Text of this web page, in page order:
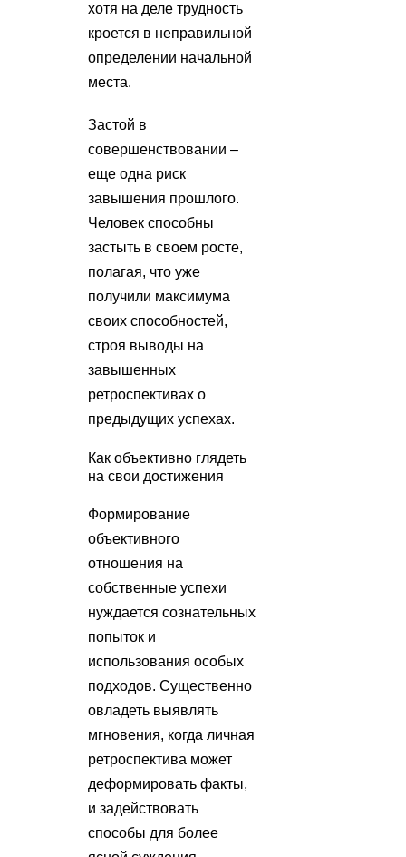
хотя на деле трудность
кроется в неправильной
определении начальной
места.
Застой в
совершенствовании –
еще одна риск
завышения прошлого.
Человек способны
застыть в своем росте,
полагая, что уже
получили максимума
своих способностей,
строя выводы на
завышенных
ретроспективах о
предыдущих успехах.
Как объективно глядеть
на свои достижения
Формирование
объективного
отношения на
собственные успехи
нуждается сознательных
попыток и
использования особых
подходов. Существенно
овладеть выявлять
мгновения, когда личная
ретроспектива может
деформировать факты,
и задействовать
способы для более